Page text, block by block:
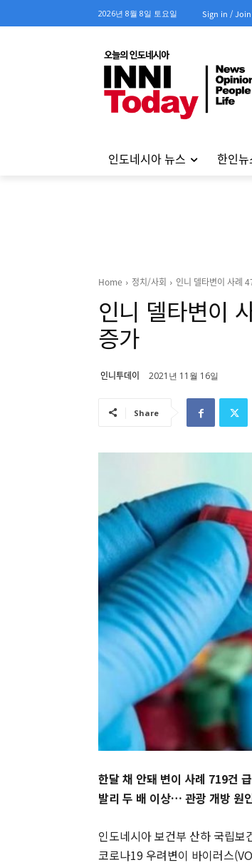
2026년 8월 8일 토요일 Sign in / Join
인도네시아 뉴스 한인뉴
Home 정치/사회 인니 델타변이 사례
인니 델타변이
증가
인니투데이 2021년 11월 16일
Share
한달 채 안돼 변이 사례 719건
발리 두 배 이상… 관광 개방 원
인도네시아 보건부 산하 국립
코로나19 우려변이 바이러스